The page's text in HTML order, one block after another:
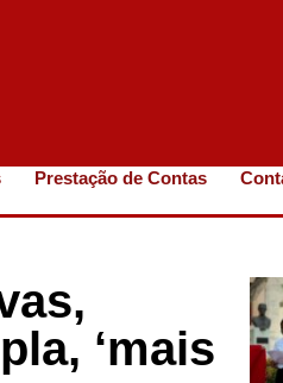
Prestação de Contas
‘mais